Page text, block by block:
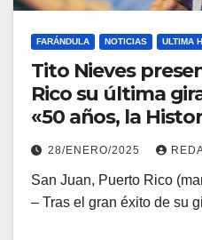
FARÁNDULA NOTICIAS ULTIMA
Tito Nieves
Rico su última
«50 años, la
28/ENERO/2025
San Juan, Puerto Rico
– Tras el gran éxito de su